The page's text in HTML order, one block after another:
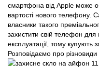
смартфона від Apple може
вартості нового телефону.
власники такого
захистити свій телефон для
експлуатації, тому купують
Розповідаємо про різновиди